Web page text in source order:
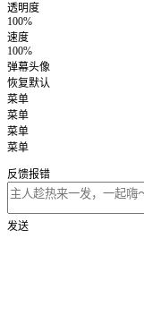
透明度
100%
速度
100%
弹幕头像
恢复默认
菜单
菜单
菜单
菜单
反馈报错
发送